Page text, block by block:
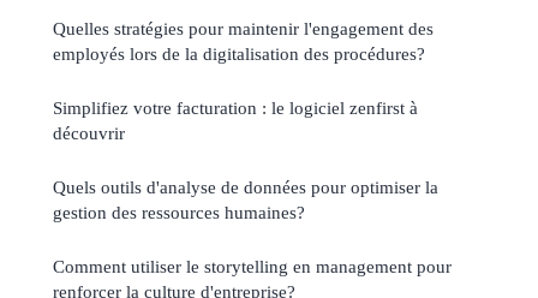
Quelles stratégies pour maintenir l'engagement des
employés lors de la digitalisation des procédures?
Simplifiez votre facturation : le logiciel zenfirst à
découvrir
Quels outils d'analyse de données pour optimiser la
gestion des ressources humaines?
Comment utiliser le storytelling en management pour
renforcer la culture d'entreprise?